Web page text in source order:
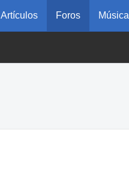
Artículos Foros Música